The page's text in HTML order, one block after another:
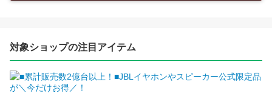
対象ショップの注目アイテム